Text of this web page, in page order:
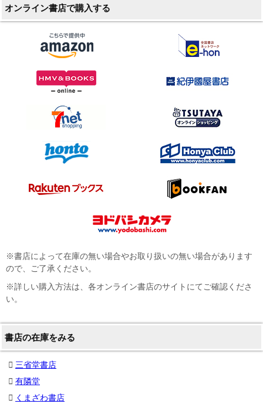
オンライン書店で購入する
※書店によって在庫の無い場合やお取り扱いの無い場合があります
ので、ご了承ください。
※詳しい購入方法は、各オンライン書店のサイトにてご確認くださ
い。
書店の在庫をみる
三省堂書店
有隣堂
くまざわ書店